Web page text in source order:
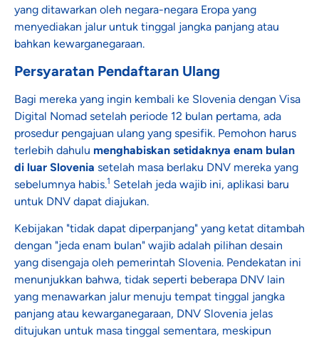
yang ditawarkan oleh negara-negara Eropa yang
menyediakan jalur untuk tinggal jangka panjang atau
bahkan kewarganegaraan.
Persyaratan Pendaftaran Ulang
Bagi mereka yang ingin kembali ke Slovenia dengan Visa
Digital Nomad setelah periode 12 bulan pertama, ada
prosedur pengajuan ulang yang spesifik. Pemohon harus
terlebih dahulu menghabiskan setidaknya enam bulan
di luar Slovenia setelah masa berlaku DNV mereka yang
sebelumnya habis.1 Setelah jeda wajib ini, aplikasi baru
untuk DNV dapat diajukan.
Kebijakan "tidak dapat diperpanjang" yang ketat ditambah
dengan "jeda enam bulan" wajib adalah pilihan desain
yang disengaja oleh pemerintah Slovenia. Pendekatan ini
menunjukkan bahwa, tidak seperti beberapa DNV lain
yang menawarkan jalur menuju tempat tinggal jangka
panjang atau kewarganegaraan, DNV Slovenia jelas
ditujukan untuk masa tinggal sementara, meskipun